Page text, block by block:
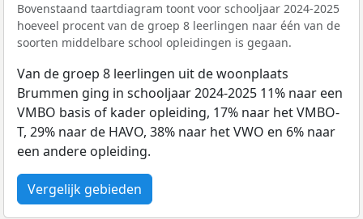
Bovenstaand taartdiagram toont voor schooljaar 2024-2025
hoeveel procent van de groep 8 leerlingen naar één van de
soorten middelbare school opleidingen is gegaan.
Van de groep 8 leerlingen uit de woonplaats
Brummen ging in schooljaar 2024-2025 11% naar een
VMBO basis of kader opleiding, 17% naar het VMBO-
T, 29% naar de HAVO, 38% naar het VWO en 6% naar
een andere opleiding.
Vergelijk gebieden